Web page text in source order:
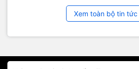
Xem toàn bộ tin tức